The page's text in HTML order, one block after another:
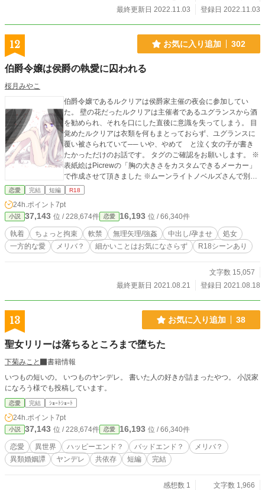
最終更新日 2022.11.03
登録日 2022.11.03
12 お気に入り追加 302
伯爵令嬢は侯爵の執愛に囚われる
桜月みやこ
伯爵令嬢であるルクリアは侯爵家主催の夜会に参加してい
た。 壁の花だったルクリアは主催者であるユグランスから酒
を勧められ、それを口にした直後に意識を失ってしまう。 目
覚めたルクリアは衣類を何もまとっておらず、ユグランスに
覆い被さられていて── いや、やめて と泣く女の子が書き
たかっただけのお話です。 タグのご確認をお願いします。 ※
表紙絵はPicrewの「胸の大きさをカスタムできるメーカー」
で作成させて頂きました ※ムーンライトノベルズさんで別名
義にて上げているものです。 内容に変わりはありません
恋愛 完結 短編 R18
24h.ポイント 7pt
小説 37,143 位 / 228,674件 恋愛 16,193 位 / 66,340件
執着 ちょっと拘束 軟禁 無理矢理/強姦 中出し/孕ませ
処女
一方的な愛
メリバ？ 細かいことはお気になさらず R18シーンあり
文字数 15,057
最終更新日 2021.08.21
登録日 2021.08.18
13 お気に入り追加 38
聖女リリーは落ちるところまで堕ちた
下菊みこと
書籍情報
いつもの短いの。 いつものヤンデレ。 書いた人の好きが詰まったやつ。 小説家
になろう様でも投稿しています。
恋愛 完結 ｼｮｰﾄｼｮｰﾄ
24h.ポイント 7pt
小説 37,143 位 / 228,674件 恋愛 16,193 位 / 66,340件
恋愛 異世界 ハッピーエンド？ バッドエンド？
メリバ？
異類婚姻譚
ヤンデレ 共依存 短編 完結
感想数 1
文字数 1,966